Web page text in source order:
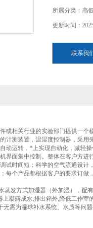
所属分类：高
更新时间：
联系我
或相关行业的实验部门提供一
计测装置，温湿度控制器，采
动运转，*上实现自动化，减轻
面集中控制。整体在客户方进
试时间短；科学的空气流通设
个产品都根据客户的要求订做
发方式加湿器（外加湿），配
凝露成水,排出箱外,降低工作室
需为湿球补水系统、水质等问